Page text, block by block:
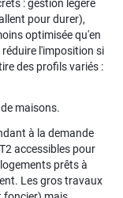
: gestion légère
pour durer),
optimisée qu'en
l'imposition si
des profils variés :
maisons.
à la demande
accessibles pour
prêts à
Les gros travaux